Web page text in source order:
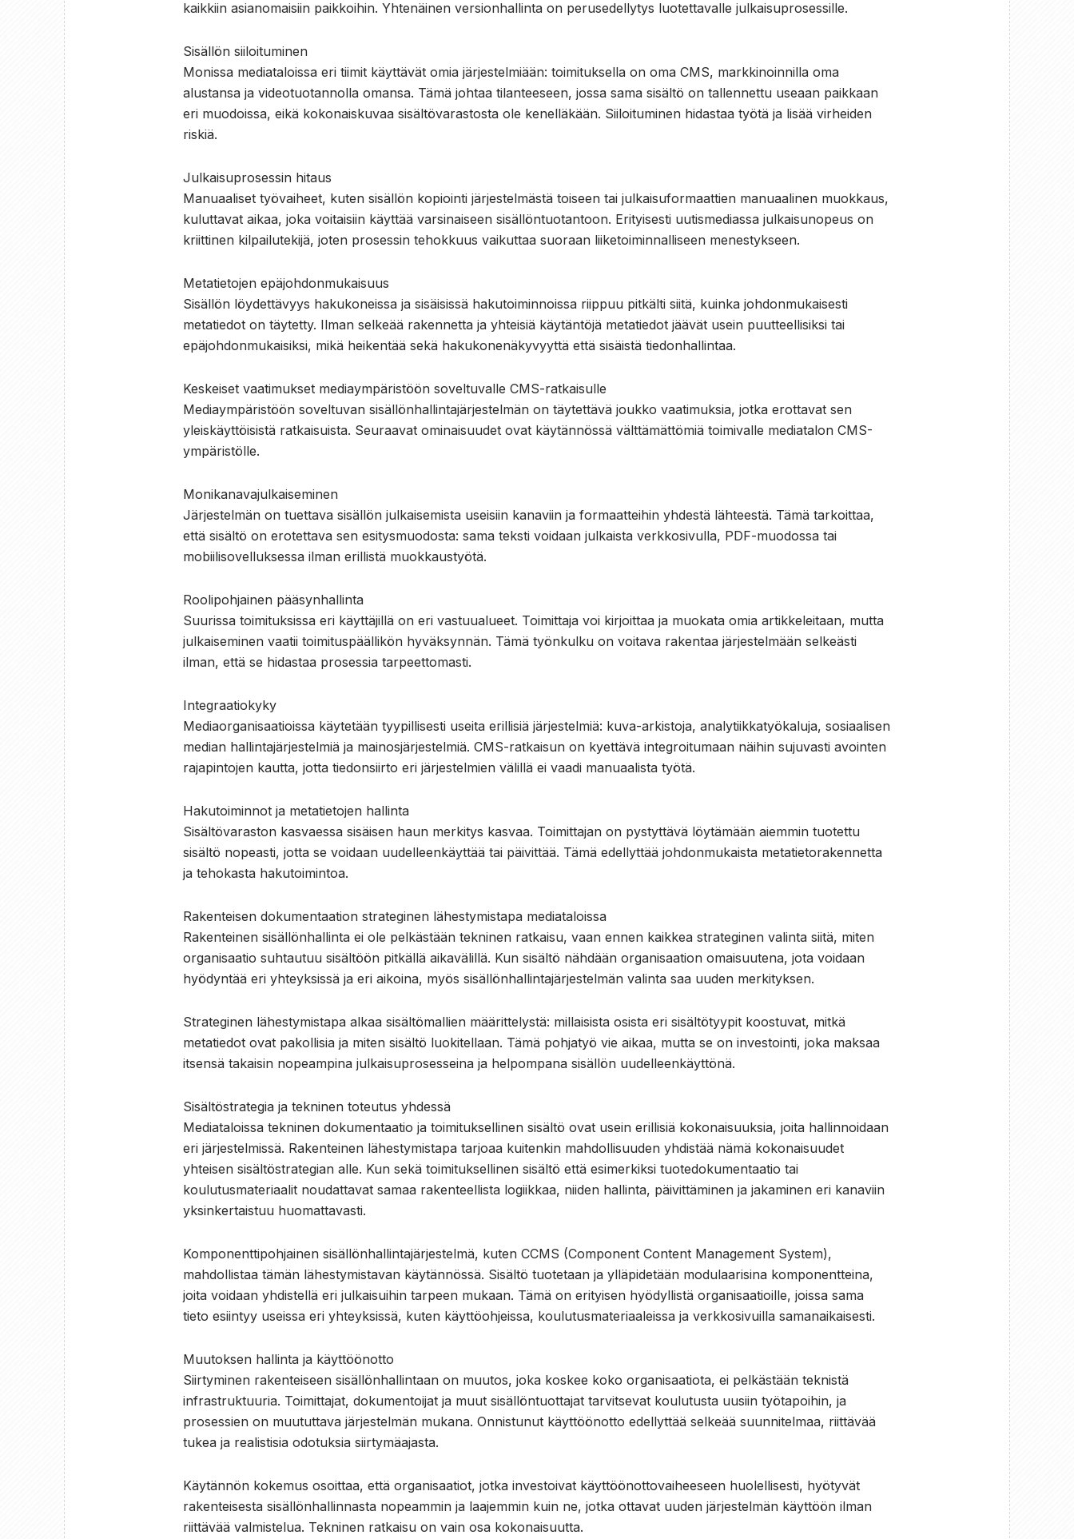
kaikkiin asianomaisiin paikkoihin. Yhtenäinen versionhallinta on perusedellytys luotettavalle julkaisuprosessille.
Sisällön siiloituminen
Monissa mediataloissa eri tiimit käyttävät omia järjestelmiään: toimituksella on oma CMS, markkinoinnilla oma
alustansa ja videotuotannolla omansa. Tämä johtaa tilanteeseen, jossa sama sisältö on tallennettu useaan paikkaan
eri muodoissa, eikä kokonaiskuvaa sisältövarastosta ole kenelläkään. Siiloituminen hidastaa työtä ja lisää virheiden
riskiä.
Julkaisuprosessin hitaus
Manuaaliset työvaiheet, kuten sisällön kopiointi järjestelmästä toiseen tai julkaisuformaattien manuaalinen muokkaus,
kuluttavat aikaa, joka voitaisiin käyttää varsinaiseen sisällöntuotantoon. Erityisesti uutismediassa julkaisunopeus on
kriittinen kilpailutekijä, joten prosessin tehokkuus vaikuttaa suoraan liiketoiminnalliseen menestykseen.
Metatietojen epäjohdonmukaisuus
Sisällön löydettävyys hakukoneissa ja sisäisissä hakutoiminnoissa riippuu pitkälti siitä, kuinka johdonmukaisesti
metatiedot on täytetty. Ilman selkeää rakennetta ja yhteisiä käytäntöjä metatiedot jäävät usein puutteellisiksi tai
epäjohdonmukaisiksi, mikä heikentää sekä hakukonenäkyvyyttä että sisäistä tiedonhallintaa.
Keskeiset vaatimukset mediaympäristöön soveltuvalle CMS-ratkaisulle
Mediaympäristöön soveltuvan sisällönhallintajärjestelmän on täytettävä joukko vaatimuksia, jotka erottavat sen
yleiskäyttöisistä ratkaisuista. Seuraavat ominaisuudet ovat käytännössä välttämättömiä toimivalle mediatalon CMS-
ympäristölle.
Monikanavajulkaiseminen
Järjestelmän on tuettava sisällön julkaisemista useisiin kanaviin ja formaatteihin yhdestä lähteestä. Tämä tarkoittaa,
että sisältö on erotettava sen esitysmuodosta: sama teksti voidaan julkaista verkkosivulla, PDF-muodossa tai
mobiilisovelluksessa ilman erillistä muokkaustyötä.
Roolipohjainen pääsynhallinta
Suurissa toimituksissa eri käyttäjillä on eri vastuualueet. Toimittaja voi kirjoittaa ja muokata omia artikkeleitaan, mutta
julkaiseminen vaatii toimituspäällikön hyväksynnän. Tämä työnkulku on voitava rakentaa järjestelmään selkeästi
ilman, että se hidastaa prosessia tarpeettomasti.
Integraatiokyky
Mediaorganisaatioissa käytetään tyypillisesti useita erillisiä järjestelmiä: kuva-arkistoja, analytiikkatyökaluja, sosiaalisen
median hallintajärjestelmiä ja mainosjärjestelmiä. CMS-ratkaisun on kyettävä integroitumaan näihin sujuvasti avointen
rajapintojen kautta, jotta tiedonsiirto eri järjestelmien välillä ei vaadi manuaalista työtä.
Hakutoiminnot ja metatietojen hallinta
Sisältövaraston kasvaessa sisäisen haun merkitys kasvaa. Toimittajan on pystyttävä löytämään aiemmin tuotettu
sisältö nopeasti, jotta se voidaan uudelleenkäyttää tai päivittää. Tämä edellyttää johdonmukaista metatietorakennetta
ja tehokasta hakutoimintoa.
Rakenteisen dokumentaation strateginen lähestymistapa mediataloissa
Rakenteinen sisällönhallinta ei ole pelkästään tekninen ratkaisu, vaan ennen kaikkea strateginen valinta siitä, miten
organisaatio suhtautuu sisältöön pitkällä aikavälillä. Kun sisältö nähdään organisaation omaisuutena, jota voidaan
hyödyntää eri yhteyksissä ja eri aikoina, myös sisällönhallintajärjestelmän valinta saa uuden merkityksen.
Strateginen lähestymistapa alkaa sisältömallien määrittelystä: millaisista osista eri sisältötyypit koostuvat, mitkä
metatiedot ovat pakollisia ja miten sisältö luokitellaan. Tämä pohjatyö vie aikaa, mutta se on investointi, joka maksaa
itsensä takaisin nopeampina julkaisuprosesseina ja helpompana sisällön uudelleenkäyttönä.
Sisältöstrategia ja tekninen toteutus yhdessä
Mediataloissa tekninen dokumentaatio ja toimituksellinen sisältö ovat usein erillisiä kokonaisuuksia, joita hallinnoidaan
eri järjestelmissä. Rakenteinen lähestymistapa tarjoaa kuitenkin mahdollisuuden yhdistää nämä kokonaisuudet
yhteisen sisältöstrategian alle. Kun sekä toimituksellinen sisältö että esimerkiksi tuotedokumentaatio tai
koulutusmateriaalit noudattavat samaa rakenteellista logiikkaa, niiden hallinta, päivittäminen ja jakaminen eri kanaviin
yksinkertaistuu huomattavasti.
Komponenttipohjainen sisällönhallintajärjestelmä, kuten CCMS (Component Content Management System),
mahdollistaa tämän lähestymistavan käytännössä. Sisältö tuotetaan ja ylläpidetään modulaarisina komponentteina,
joita voidaan yhdistellä eri julkaisuihin tarpeen mukaan. Tämä on erityisen hyödyllistä organisaatioille, joissa sama
tieto esiintyy useissa eri yhteyksissä, kuten käyttöohjeissa, koulutusmateriaaleissa ja verkkosivuilla samanaikaisesti.
Muutoksen hallinta ja käyttöönotto
Siirtyminen rakenteiseen sisällönhallintaan on muutos, joka koskee koko organisaatiota, ei pelkästään teknistä
infrastruktuuria. Toimittajat, dokumentoijat ja muut sisällöntuottajat tarvitsevat koulutusta uusiin työtapoihin, ja
prosessien on muututtava järjestelmän mukana. Onnistunut käyttöönotto edellyttää selkeää suunnitelmaa, riittävää
tukea ja realistisia odotuksia siirtymäajasta.
Käytännön kokemus osoittaa, että organisaatiot, jotka investoivat käyttöönottovaiheeseen huolellisesti, hyötyvät
rakenteisesta sisällönhallinnasta nopeammin ja laajemmin kuin ne, jotka ottavat uuden järjestelmän käyttöön ilman
riittävää valmistelua. Tekninen ratkaisu on vain osa kokonaisuutta.